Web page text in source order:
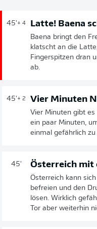
45'+ 4 Latte! Baena
Baena bringt den
klatscht an die
Fingerspitzen dran
ab.
45'+ 2 Vier Minuten
Vier Minuten gibt
ein paar Minuten,
einmal gefährlich zu
45' Österreich mit
Österreich kann
befreien und den
lösen. Wirklich
Tor aber weiterhin